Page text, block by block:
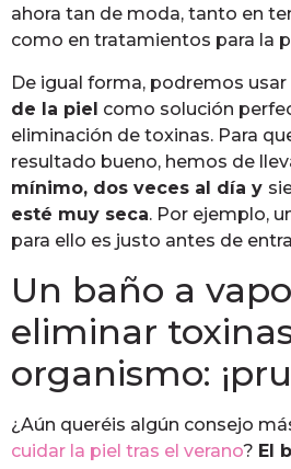
ahora tan de moda, tanto en
como en tratamientos para la
De igual forma, podremos usar
de la piel como solución
eliminación de toxinas. Para
resultado bueno, hemos de
mínimo, dos veces al día y
esté muy seca. Por ejemplo,
para ello es justo antes de
Un baño a
eliminar
organismo:
¿Aún queréis algún consejo
cuidar la piel tras el verano? El